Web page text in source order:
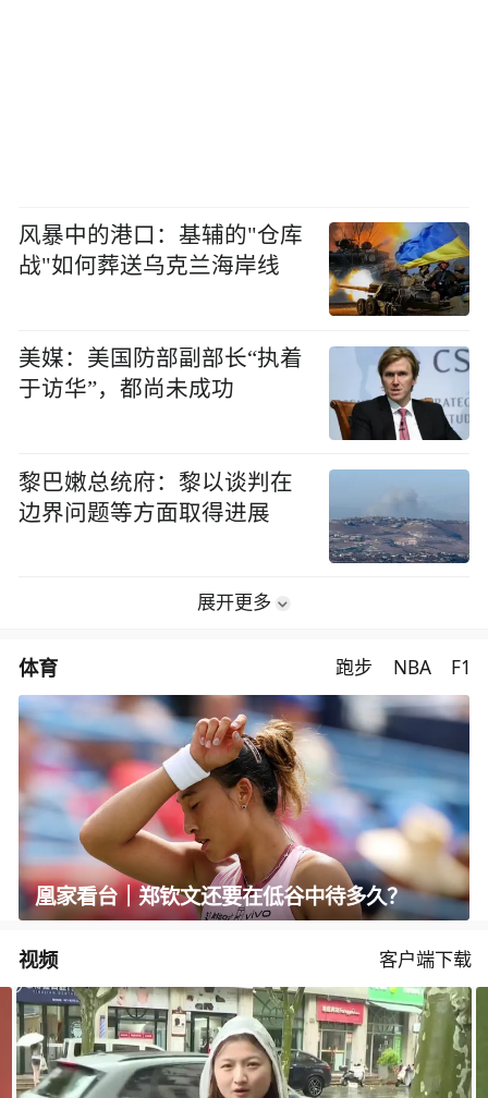
风暴中的港口：基辅的"仓库
战"如何葬送乌克兰海岸线
美媒：美国防部副部长“执着
于访华”，都尚未成功
黎巴嫩总统府：黎以谈判在
边界问题等方面取得进展
展开更多
体育 跑步 NBA F1
凰家看台｜郑钦文还要在低谷中待多久？
视频 客户端下载